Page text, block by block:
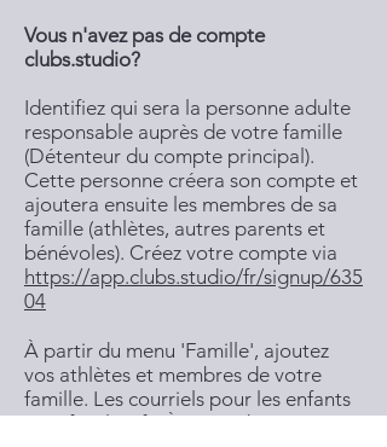
Vous n'avez pas de compte
clubs.studio?
Identifiez qui sera la personne adulte
responsable auprès de votre famille
(Détenteur du compte principal).
Cette personne créera son compte et
ajoutera ensuite les membres de sa
famille (athlètes, autres parents et
bénévoles). Créez votre compte via
https://app.clubs.studio/fr/signup/635
04
À partir du menu 'Famille', ajoutez
vos athlètes et membres de votre
famille. Les courriels pour les enfants
sont facultatifs. À partir du menu